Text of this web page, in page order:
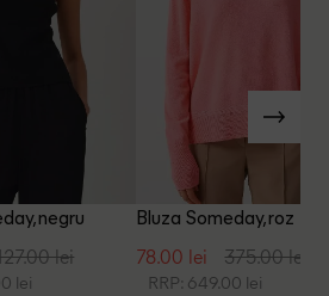
negru
lei
lei
Bluza Someday, roz
78.00 lei 375.00 lei
RRP: 649.00 lei